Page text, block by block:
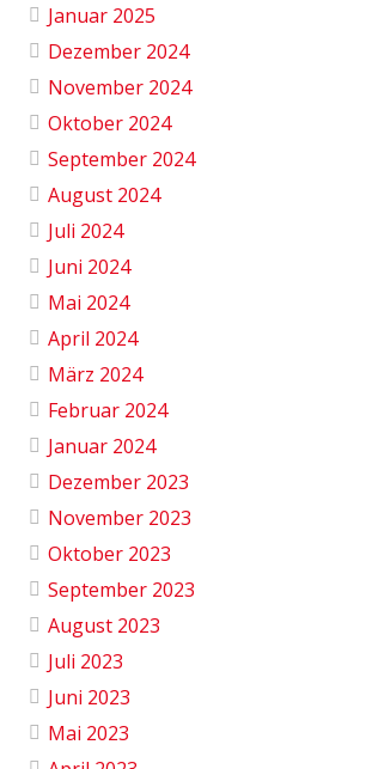
Januar 2025
Dezember 2024
November 2024
Oktober 2024
September 2024
August 2024
Juli 2024
Juni 2024
Mai 2024
April 2024
März 2024
Februar 2024
Januar 2024
Dezember 2023
November 2023
Oktober 2023
September 2023
August 2023
Juli 2023
Juni 2023
Mai 2023